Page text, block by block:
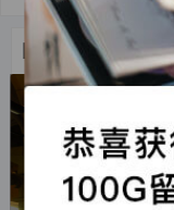
日本热门院校
东京大